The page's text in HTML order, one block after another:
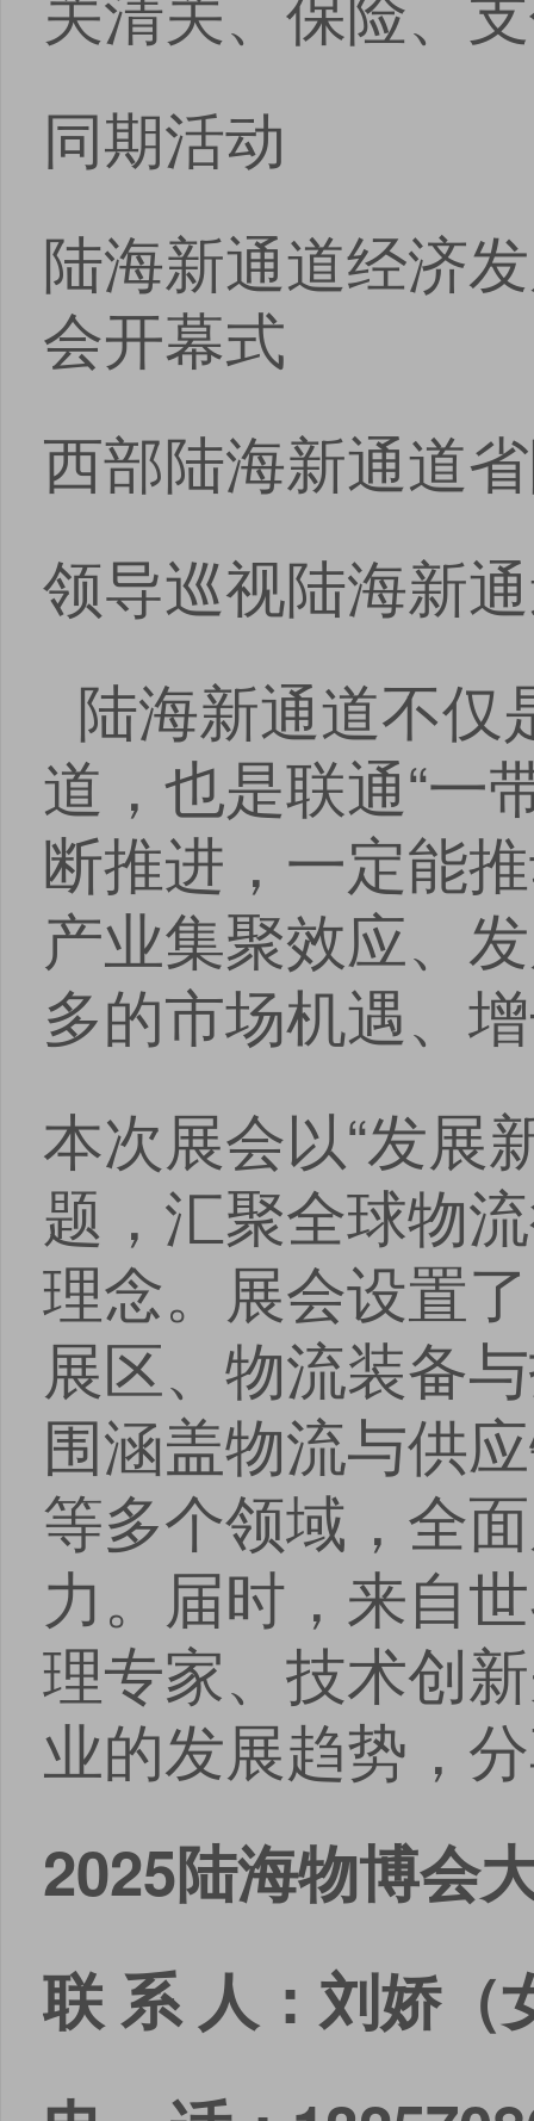
同期活动
陆海新通道经济
会开幕式
西部陆海新通道
领导巡视陆海新
陆海新通道不仅
道，也是联通“一
断推进，一定能
产业集聚效应、
多的市场机遇、
本次展会以“发展
题，汇聚全球物
理念。展会设置
展区、物流装备
围涵盖物流与供
等多个领域，全
力。届时，来自
理专家、技术创
业的发展趋势，
2025陆海物博会
联 系 人： 刘娇（